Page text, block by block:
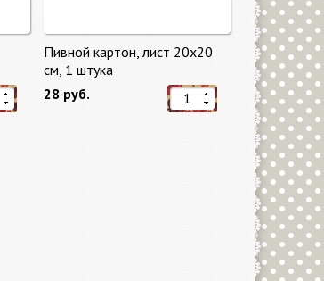
Пивной картон, лист 20х20
cм, 1 штука
28 руб.